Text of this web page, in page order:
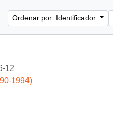
Ordenar por: Identificador
12
1994)